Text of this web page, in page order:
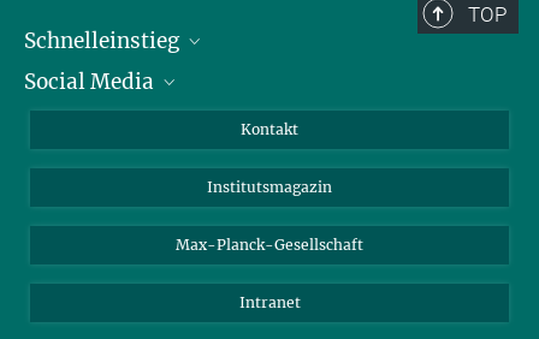
TOP
Schnelleinstieg
Alumni
Schulen
Studierende
Social Media
Facebook
YouTube
Kontakt
Institutsmagazin
Max-Planck-Gesellschaft
Intranet